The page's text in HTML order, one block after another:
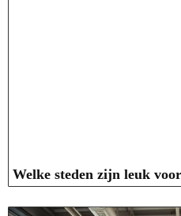
Welke steden zijn leuk